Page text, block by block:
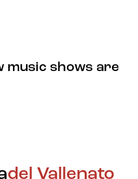
music shows are
del Vallenato